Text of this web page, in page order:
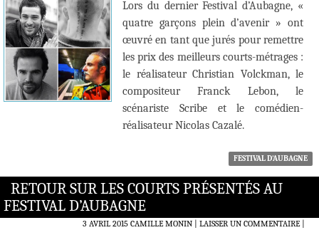
Lors du dernier Festival d’Aubagne, «
quatre garçons plein d’avenir » ont
œuvré en tant que jurés pour remettre
les prix des meilleurs courts-métrages :
le réalisateur Christian Volckman, le
compositeur Franck Lebon, le
scénariste Scribe et le comédien-
réalisateur Nicolas Cazalé.
FESTIVAL D'AUBAGNE
RETOUR SUR LES COURTS PRÉSENTÉS AU
FESTIVAL D’AUBAGNE
3 AVRIL 2015 CAMILLE MONIN LAISSER UN COMMENTAIRE|